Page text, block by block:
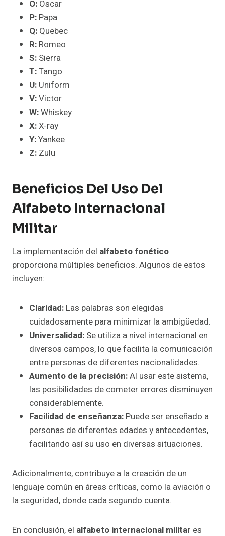
O: Oscar
P: Papa
Q: Quebec
R: Romeo
S: Sierra
T:Tango
U: Uniform
V:Victor
W:Whiskey
X:X-ray
Y:Yankee
Z: Zulu
Beneficios Del Uso Del
Alfabeto Internacional
Militar
La implementación del alfabeto fonético
proporciona múltiples beneficios. Algunos de estos
incluyen:
Claridad: Las palabras son elegidas
cuidadosamente para minimizar la ambigüedad.
Universalidad: Se utiliza a nivel internacional en
diversos campos, lo que facilita la comunicación
entre personas de diferentes nacionalidades.
Aumento de la precisión:Al usar este sistema,
las posibilidades de cometer errores disminuyen
considerablemente.
Facilidad de enseñanza: Puede ser enseñado a
personas de diferentes edades y antecedentes,
facilitando así su uso en diversas situaciones.
Adicionalmente, contribuye a la creación de un
lenguaje común en áreas críticas, como la aviación o
la seguridad, donde cada segundo cuenta.
En conclusión, el alfabeto internacional militar es